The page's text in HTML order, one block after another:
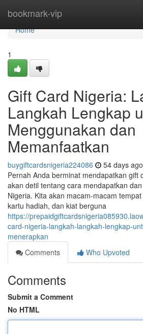
bookmark-vip
Home
Home
1
Gift Card Nigeria:
Langkah Lengkap
Menggunakan dan
Memanfaatkan
buygiftcardsnigeria224086 54 days ago
Pernah Anda berminat mendapatkan gift
akan detil tentang cara mendapatkan
Nigeria. Kita akan macam-macam
kartu hadiah, dan kiat berguna
https://
card-nigeria-langkah-langkah-lengkap-
menerapkan
Comments
Who Upvoted
Comments
Submit a Comment
No HTML